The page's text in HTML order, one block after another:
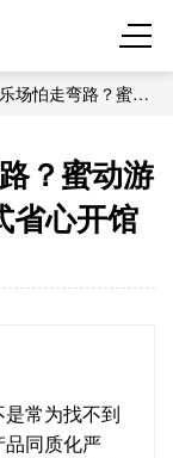
场怕走弯路？蜜动
？蜜动游
省心开馆
常为找不到
同质化严